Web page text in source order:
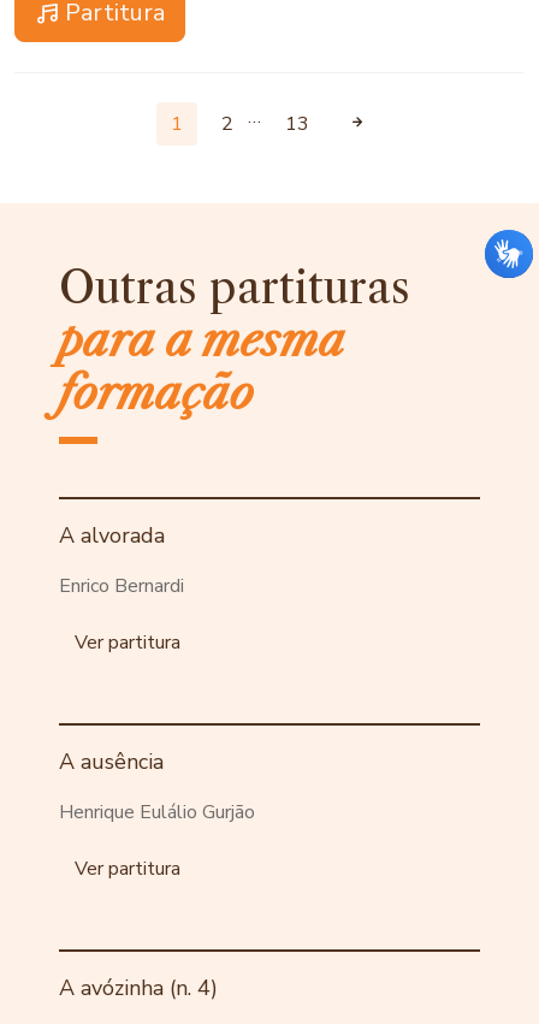
Partitura
1 2 … 13
Outras partituras
para a mesma
formação
A alvorada
Enrico Bernardi
Ver partitura
A ausência
Henrique Eulálio Gurjão
Ver partitura
A avózinha (n. 4)